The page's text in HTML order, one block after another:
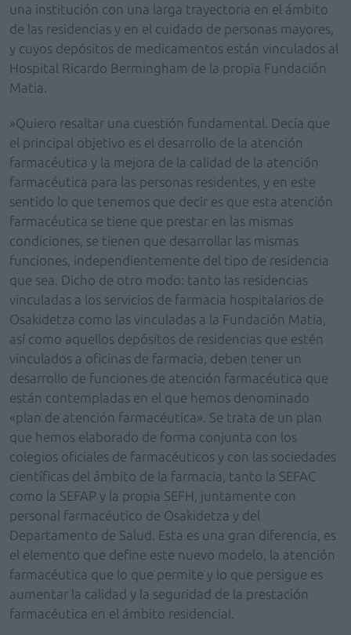
una institución con una larga trayectoria en el ámbito
de las residencias y en el cuidado de personas mayores,
y cuyos depósitos de medicamentos están vinculados al
Hospital Ricardo Bermingham de la propia Fundación
Matia.
»Quiero resaltar una cuestión fundamental. Decía que
el principal objetivo es el desarrollo de la atención
farmacéutica y la mejora de la calidad de la atención
farmacéutica para las personas residentes, y en este
sentido lo que tenemos que decir es que esta atención
farmacéutica se tiene que prestar en las mismas
condiciones, se tienen que desarrollar las mismas
funciones, independientemente del tipo de residencia
que sea. Dicho de otro modo: tanto las residencias
vinculadas a los servicios de farmacia hospitalarios de
Osakidetza como las vinculadas a la Fundación Matia,
así como aquellos depósitos de residencias que estén
vinculados a oficinas de farmacia, deben tener un
desarrollo de funciones de atención farmacéutica que
están contempladas en el que hemos denominado
«plan de atención farmacéutica». Se trata de un plan
que hemos elaborado de forma conjunta con los
colegios oficiales de farmacéuticos y con las sociedades
científicas del ámbito de la farmacia, tanto la SEFAC
como la SEFAP y la propia SEFH, juntamente con
personal farmacéutico de Osakidetza y del
Departamento de Salud. Esta es una gran diferencia, es
el elemento que define este nuevo modelo, la atención
farmacéutica que lo que permite y lo que persigue es
aumentar la calidad y la seguridad de la prestación
farmacéutica en el ámbito residencial.